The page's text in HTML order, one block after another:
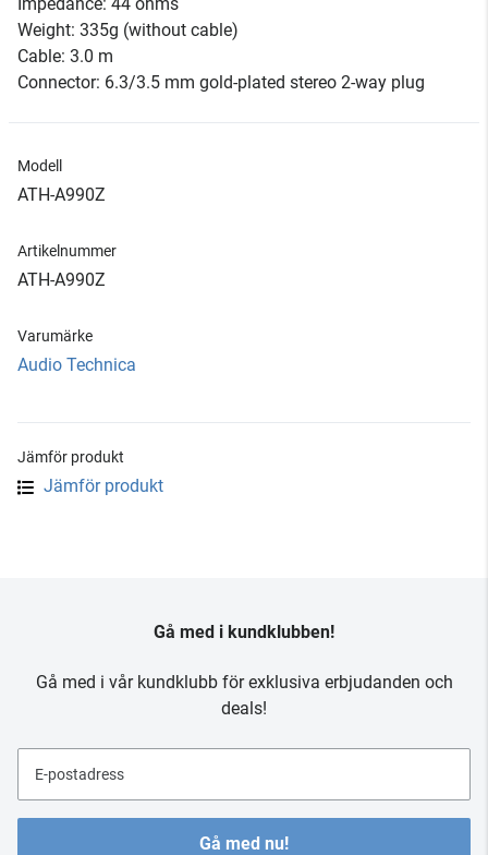
Weight: 335g (without cable)
Cable: 3.0 m
Connector: 6.3/3.5 mm gold-plated stereo 2-way plug
Modell
ATH-A990Z
Artikelnummer
ATH-A990Z
Varumärke
Audio Technica
Jämför produkt
Jämför produkt
Gå med i kundklubben!
Gå med i vår kundklubb för exklusiva erbjudanden och
deals!
E-postadress
Gå med nu!